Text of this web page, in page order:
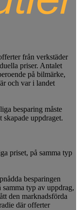
från verkstäder
priser. Antalet
på bilmärke,
och var i landet
besparing måste
uppdraget.
priset, på samma typ
besparingen
typ av uppdrag,
den marknadsförda
där offerter